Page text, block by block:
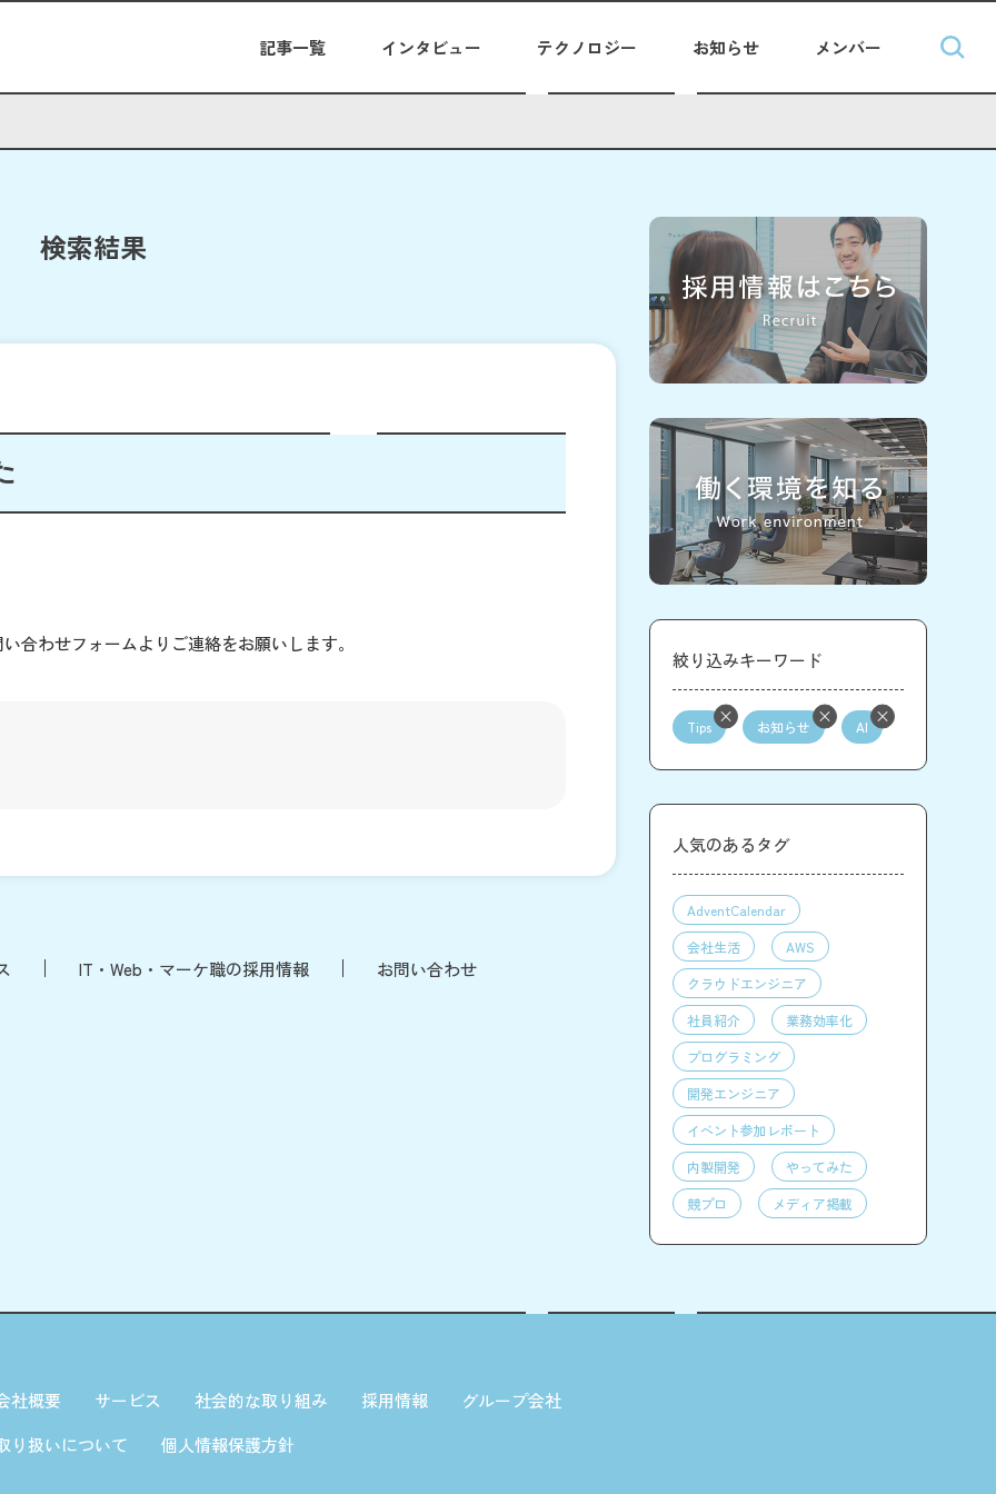
記事一覧 インタビュー テクノロジー お知らせ メンバー
検索結果
合わせフォームよりご連絡をお願いします。
IT・Web・マーケ職の採用情報 お問い合わせ
絞り込みキーワード
Tips お知らせ AI
人気のあるタグ
AdventCalendar
会社生活
AWS
クラウドエンジニア
社員紹介
業務効率化
プログラミング
開発エンジニア
イベント参加レポート
内製開発
やってみた
競プロ
メディア掲載
社概要 サービス 社会的な取り組み 採用情報
グループ会社
り扱いについて
個人情報保護方針